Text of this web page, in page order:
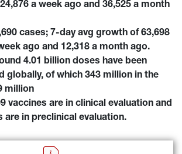
a week ago and 36,525 a month
cases; 7-day avg growth of 63,698
ago and 12,318 a month ago.
4.01 billion doses have been
globally, of which 343 million in the
million
vaccines are in clinical evaluation and
are in preclinical evaluation.